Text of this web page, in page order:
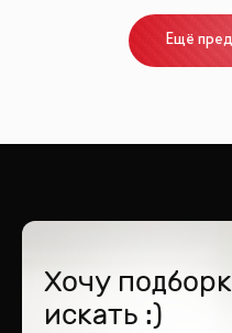
Ещё
Хочу
искать :)